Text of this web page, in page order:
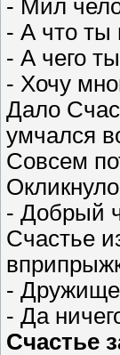
- Мил
- А что ты
- А чего
- Хочу
Дало
умчался
Совсем
- Добрый
Счастье
-
- Да
Счастье